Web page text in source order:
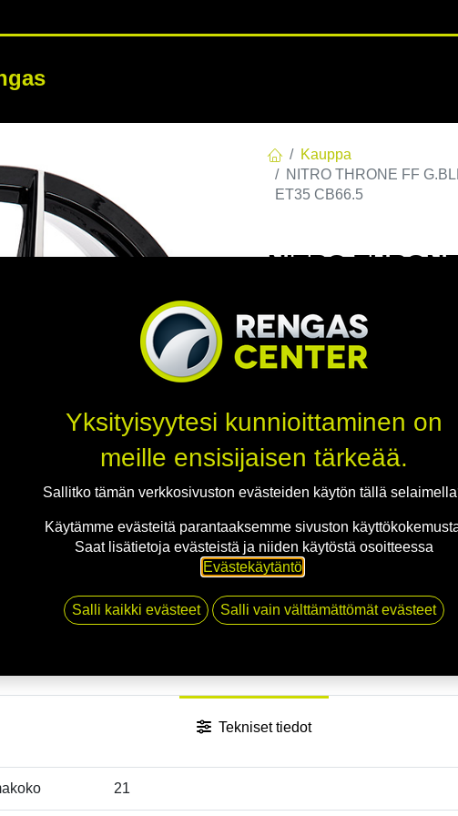
RENKAAT
Kauppa
NITRO THRONE FF
ET35 CB66.5
NITRO
CB66.5
EAN:7332818101017
Jaa
Toimitusehdot
Tekniset tiedot
21
Yksityisyytesi kunnioittaminen on
meille ensisijaisen tärkeää.
Sallitko tämän verkkosivuston evästeiden käytön tällä
Käytämme evästeitä parantaaksemme sivuston
Saat lisätietoja evästeistä ja niiden käytöstä osoitteessa
Evästekäytäntö.
Salli kaikki evästeet Salli vain välttämättömät evästeet